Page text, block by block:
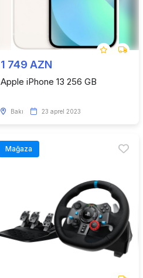
1 749 AZN
Apple iPhone 13 256 GB
Bakı 23 aprel 2023
Mağaza